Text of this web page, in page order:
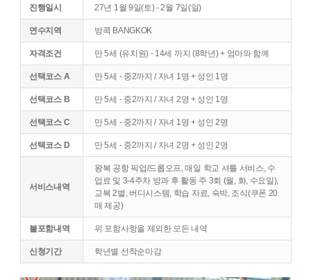
진행일시 27년 1월 9일(토) - 2월 7일(일)
연수지역 방콕 BANGKOK
자격조건 만 5세 (유치원) - 14세 까지 (8학년) + 엄마와 함께
선택코스 A 만 5세 - 중2까지 / 자녀 1명 + 성인 1명
선택코스 B 만 5세 - 중2까지 / 자녀 2명 + 성인 1명
선택코스 C 만 5세 - 중2까지 / 자녀 1명 + 성인 2명
선택코스 D 만 5세 - 중2까지 / 자녀 2명 + 성인 2명
서비스내역
왕복 공항 픽업/드롭오프, 매일 학교 셔틀 서비스, 수
업료 및 3-4주차 방과 후 활동 주 3회 (월, 화, 수요일),
교복 2벌, 버디시스템, 학습 자료, 숙박, 조식(쿠폰 20
매 제공)
불포함내역 위 포함사항을 제외한 모든 내역
신청기간 학년별 선착순마감